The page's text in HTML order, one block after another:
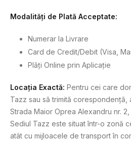
Modalități de Plată Acceptate:
Numerar la Livrare
Card de Credit/Debit (Visa,
Plăți Online prin Aplicație
Locația Exactă: Pentru cei care
Tazz sau să trimită corespondență,
Strada Maior Oprea Alexandru nr.
Sediul Tazz este situat într-o zonă
atât cu mijloacele de transport în